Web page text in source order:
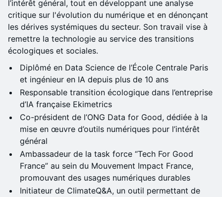
l’intérêt général, tout en développant une analyse
critique sur l'évolution du numérique et en dénonçant
les dérives systémiques du secteur. Son travail vise à
remettre la technologie au service des transitions
écologiques et sociales.
Diplômé en Data Science de l’École Centrale Paris
et ingénieur en IA depuis plus de 10 ans
Responsable transition écologique dans l’entreprise
d’IA française Ekimetrics
Co-président de l’ONG Data for Good, dédiée à la
mise en œuvre d’outils numériques pour l’intérêt
général
Ambassadeur de la task force “Tech For Good
France” au sein du Mouvement Impact France,
promouvant des usages numériques durables
Initiateur de ClimateQ&A, un outil permettant de